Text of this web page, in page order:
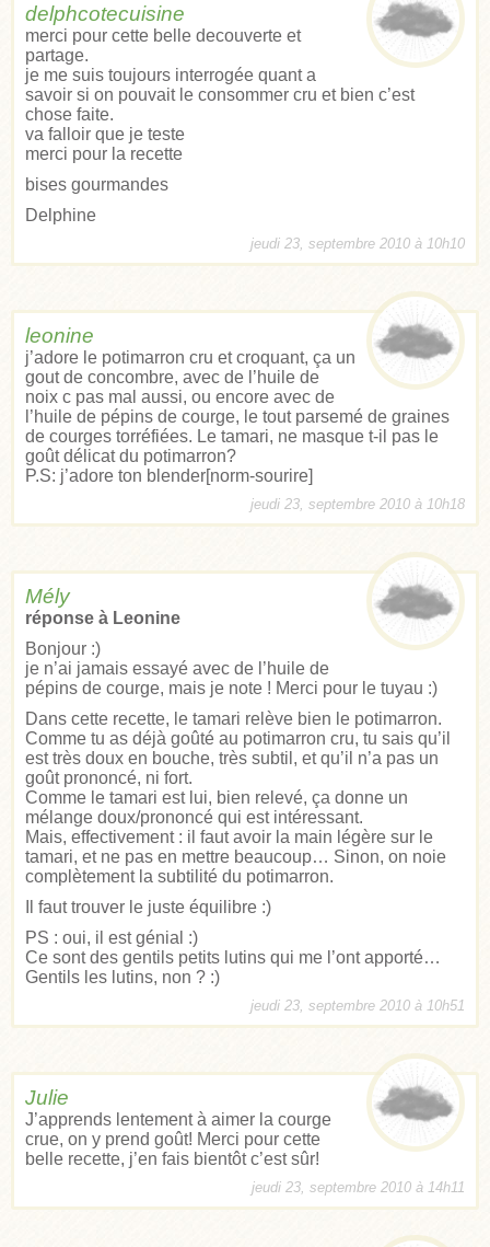
delphcotecuisine
merci pour cette belle decouverte et
partage.
je me suis toujours interrogée quant a
savoir si on pouvait le consommer cru et bien c’est
chose faite.
va falloir que je teste
merci pour la recette
bises gourmandes
Delphine
jeudi 23, septembre 2010 à 10h10
leonine
j’adore le potimarron cru et croquant, ça un
gout de concombre, avec de l’huile de
noix c pas mal aussi, ou encore avec de
l’huile de pépins de courge, le tout parsemé de graines
de courges torréfiées. Le tamari, ne masque t-il pas le
goût délicat du potimarron?
P.S: j’adore ton blender[norm-sourire]
jeudi 23, septembre 2010 à 10h18
Mély
réponse à Leonine
Bonjour :)
je n’ai jamais essayé avec de l’huile de
pépins de courge, mais je note ! Merci pour le tuyau :)
Dans cette recette, le tamari relève bien le potimarron.
Comme tu as déjà goûté au potimarron cru, tu sais qu’il
est très doux en bouche, très subtil, et qu’il n’a pas un
goût prononcé, ni fort.
Comme le tamari est lui, bien relevé, ça donne un
mélange doux/prononcé qui est intéressant.
Mais, effectivement : il faut avoir la main légère sur le
tamari, et ne pas en mettre beaucoup… Sinon, on noie
complètement la subtilité du potimarron.
Il faut trouver le juste équilibre :)
PS : oui, il est génial :)
Ce sont des gentils petits lutins qui me l’ont apporté…
Gentils les lutins, non ? :)
jeudi 23, septembre 2010 à 10h51
Julie
J’apprends lentement à aimer la courge
crue, on y prend goût! Merci pour cette
belle recette, j’en fais bientôt c’est sûr!
jeudi 23, septembre 2010 à 14h11